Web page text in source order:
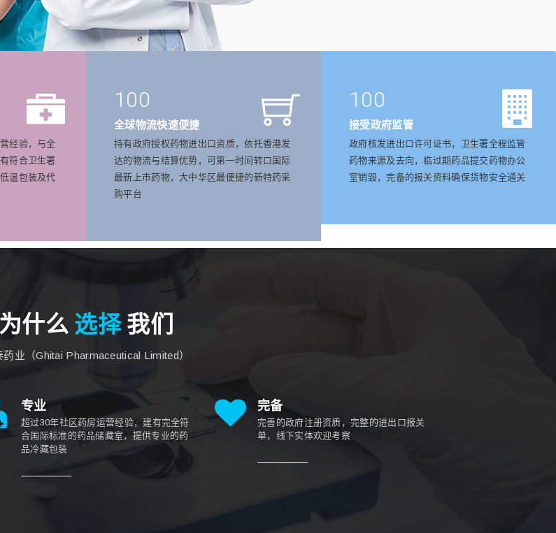
经验，与全
符合卫生署
温包装及代
100
全球物流快速便捷
持有政府授权药物进出口资质，依托香港发
达的物流与结算优势，可第一时间转口国际
最新上市药物，大中华区最便捷的新特药采
购平台
100
接受政府监管
政府核发进出口许可证书，卫生署全程监管
药物来源及去向，临过期药品提交药物办公
室销毁，完备的报关资料确保货物安全通关
为什么 选择我们
药业（Ghitai Pharmaceutical Limited）
专业
超过30年社区药房运营经验，建有完全符
合国际标准的药品储藏室，提供专业的药
品冷藏包装
完备
完善的政府注册资质，完整的进出口报关
单，线下实体欢迎考察